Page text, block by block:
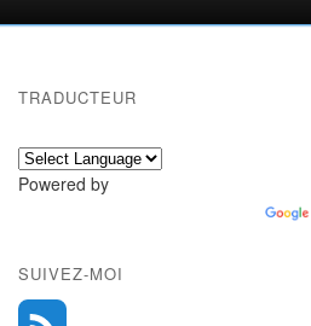
TRADUCTEUR
Powered by
SUIVEZ-MOI